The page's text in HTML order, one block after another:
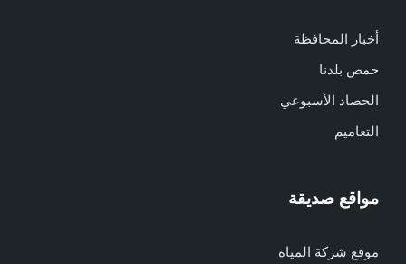
أخبار المحافظة
حمص بلدنا
الحصاد الأسبوعي
التعاميم
مواقع صديقة
موقع شركة المياه